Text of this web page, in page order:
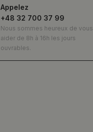
Appelez
+48 32 700 37 99
Nous sommes heureux de vous
aider de 8h à 16h les jours
ouvrables.